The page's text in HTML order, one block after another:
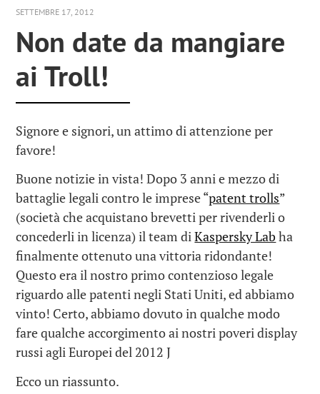
SETTEMBRE 17, 2012
Non date da mangiare
ai Troll!
Signore e signori, un attimo di attenzione per
favore!
Buone notizie in vista! Dopo 3 anni e mezzo di
battaglie legali contro le imprese “patent trolls”
(società che acquistano brevetti per rivenderli o
concederli in licenza) il team diKaspersky Lab ha
finalmente ottenuto una vittoria ridondante!
Questo era il nostro primo contenzioso legale
riguardo alle patenti negli Stati Uniti, ed abbiamo
vinto! Certo, abbiamo dovuto in qualche modo
fare qualche accorgimento ai nostri poveri display
russi agli Europei del 2012 J
Ecco un riassunto.